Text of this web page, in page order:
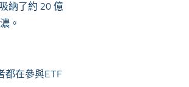
納了約 20 億
。
都在參與ETF